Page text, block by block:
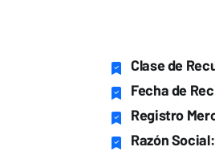
Clase de
Fecha de
Registro
Razón Social: